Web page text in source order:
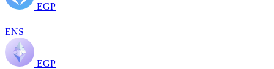
EGP
ENS
EGP